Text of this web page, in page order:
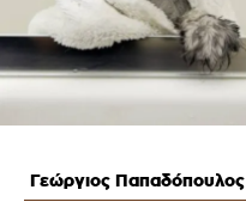
Γεώργιος Παπαδόπουλος